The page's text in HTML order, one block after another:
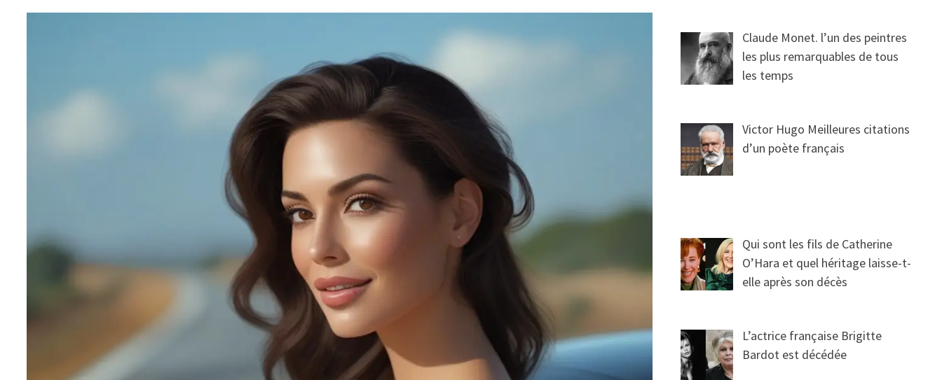
Claude Monet. l’un des peintres
les plus remarquables de tous
les temps
Victor Hugo Meilleures citations
d’un poète français
Qui sont les fils de Catherine
O’Hara et quel héritage laisse-t-
elle après son décès
L’actrice française Brigitte
Bardot est décédée